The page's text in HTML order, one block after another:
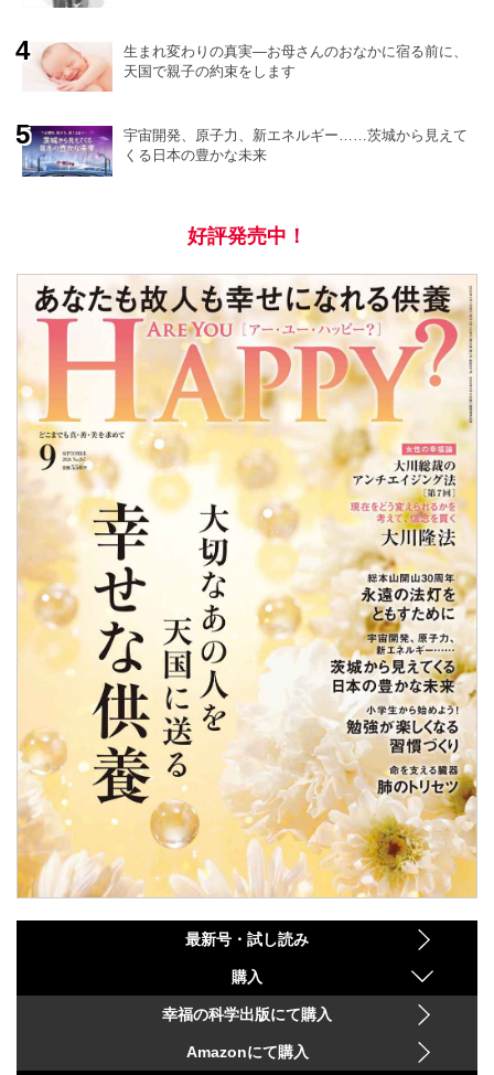
生まれ変わりの真実―お母さんのおなかに宿る前に、
天国で親子の約束をします
宇宙開発、原子力、新エネルギー……茨城から見えて
くる日本の豊かな未来
好評発売中！
最新号・試し読み
購入
幸福の科学出版にて購入
Amazonにて購入